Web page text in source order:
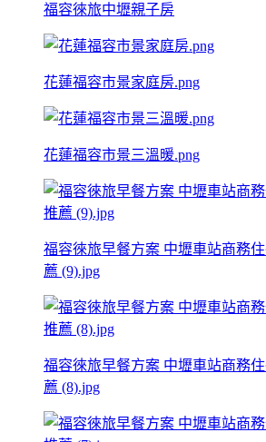
福容徠旅中壢親子房
花蓮福容市景家庭房.png
花蓮福容市景三溫暖.png
福容徠旅早餐方案 中壢車站商務
薦 (9).jpg
福容徠旅早餐方案 中壢車站商務
薦 (8).jpg